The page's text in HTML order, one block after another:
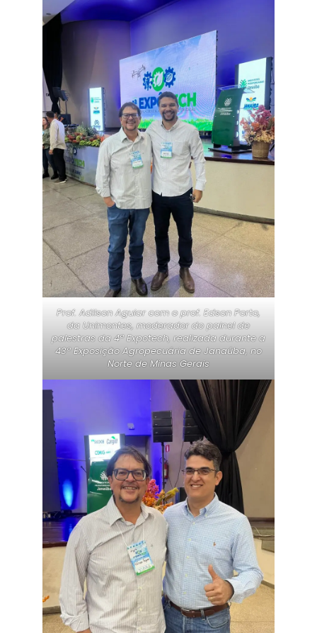
Prof. Adilson Aguiar com o prof. Edson Porto,
da Unimontes, moderador do painel de
palestras da 4ª Expotech, realizada durante a
43ª Exposição Agropecuária de Janaúba, no
Norte de Minas Gerais